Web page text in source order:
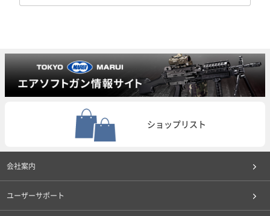
ショップリスト
会社案内
ユーザーサポート